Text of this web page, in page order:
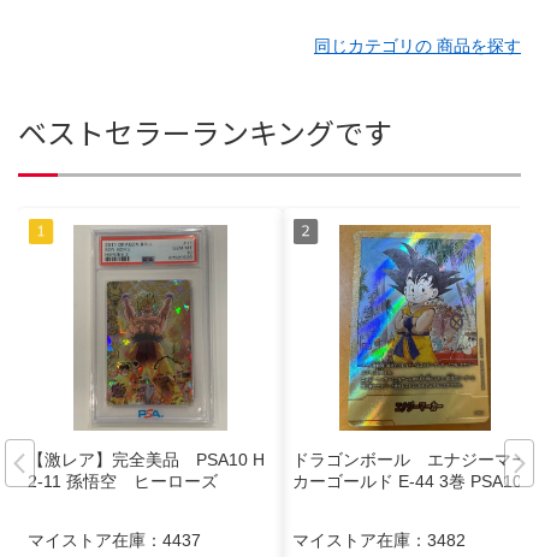
同じカテゴリの 商品を探す
ベストセラーランキングです
【激レア】完全美品 PSA10 H
2-11 孫悟空 ヒーローズ
マイストア在庫： 4437
ドラゴンボール エナジーマー
カーゴールド E-44 3巻 PSA10
マイストア在庫： 3482